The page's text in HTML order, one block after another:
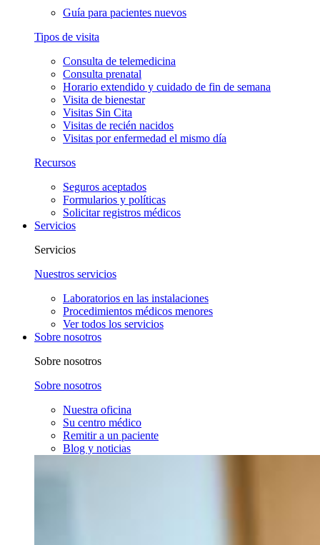
Guía para pacientes nuevos
Tipos de visita
Consulta de telemedicina
Consulta prenatal
Horario extendido y cuidado de fin de semana
Visita de bienestar
Visitas Sin Cita
Visitas de recién nacidos
Visitas por enfermedad el mismo día
Recursos
Seguros aceptados
Formularios y políticas
Solicitar registros médicos
Servicios
Servicios
Nuestros servicios
Laboratorios en las instalaciones
Procedimientos médicos menores
Ver todos los servicios
Sobre nosotros
Sobre nosotros
Sobre nosotros
Nuestra oficina
Su centro médico
Remitir a un paciente
Blog y noticias